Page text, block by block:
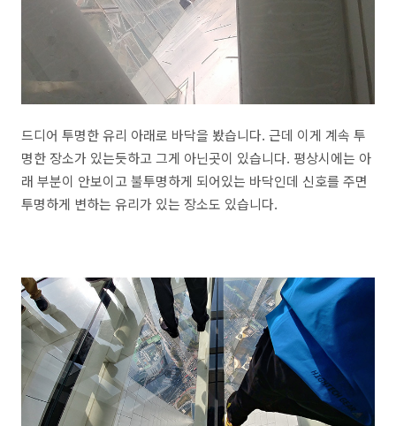
드디어 투명한 유리 아래로 바닥을 봤습니다. 근데 이게 계속 투
명한 장소가 있는듯하고 그게 아닌곳이 있습니다. 평상시에는 아
래 부분이 안보이고 불투명하게 되어있는 바닥인데 신호를 주면
투명하게 변하는 유리가 있는 장소도 있습니다.